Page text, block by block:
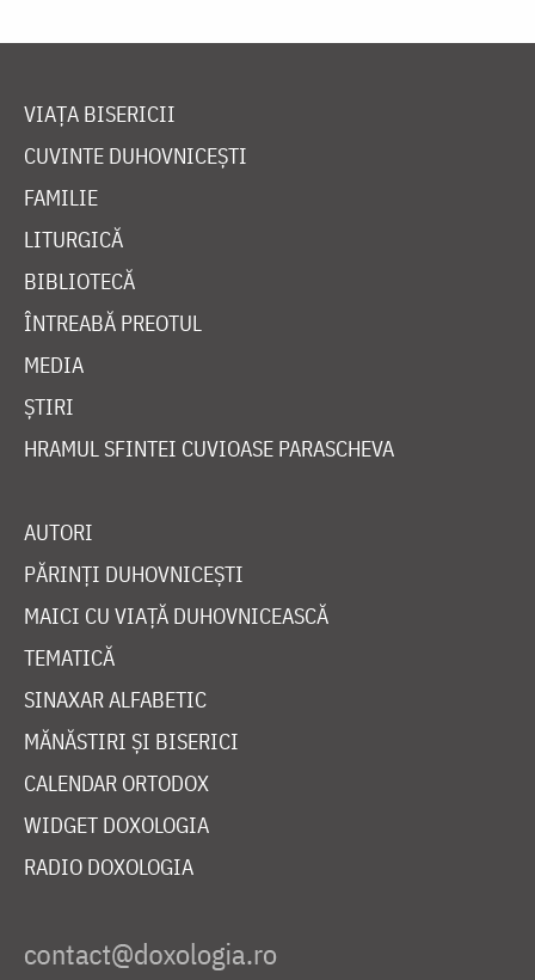
VIAȚA BISERICII
CUVINTE DUHOVNICEȘTI
FAMILIE
LITURGICĂ
BIBLIOTECĂ
ÎNTREABĂ PREOTUL
MEDIA
ȘTIRI
HRAMUL SFINTEI CUVIOASE PARASCHEVA
AUTORI
PĂRINȚI DUHOVNICEȘTI
MAICI CU VIAȚĂ DUHOVNICEASCĂ
TEMATICĂ
SINAXAR ALFABETIC
MĂNĂSTIRI ȘI BISERICI
CALENDAR ORTODOX
WIDGET DOXOLOGIA
RADIO DOXOLOGIA